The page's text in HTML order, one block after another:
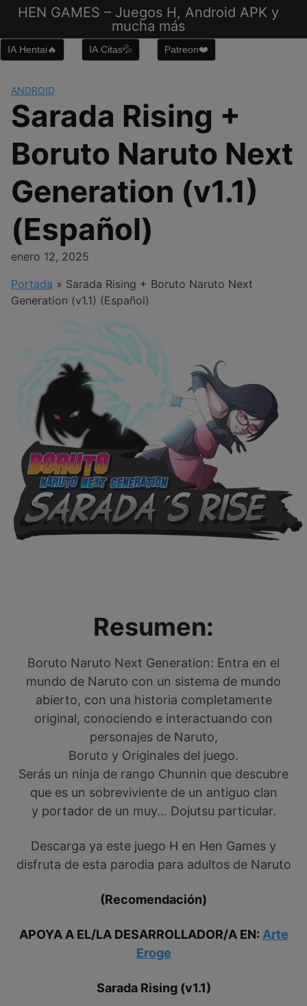
Saltar
contenido
HEN GAMES – Juegos H, Android APK y
mucha más
IA Hentai🔥 IA Citas💦 Patreon❤️
ANDROID
Sarada Rising +
Boruto Naruto Next
Generation (v1.1)
(Español)
enero 12, 2025
Portada » Sarada Rising + Boruto Naruto Next
Generation (v1.1) (Español)
Resumen:
Boruto Naruto Next Generation: Entra en el
mundo de Naruto con un sistema de mundo
abierto, con una historia completamente
original, conociendo e interactuando con
personajes de Naruto,
Boruto y Originales del juego.
Serás un ninja de rango Chunnin que descubre
que es un sobreviviente de un antiguo clan
y portador de un muy… Dojutsu particular.
Descarga ya este juego H en Hen Games y
disfruta de esta parodia para adultos de Naruto
(Recomendación)
APOYA A EL/LA DESARROLLADOR/A EN: Arte
Eroge
Sarada Rising (v1.1)